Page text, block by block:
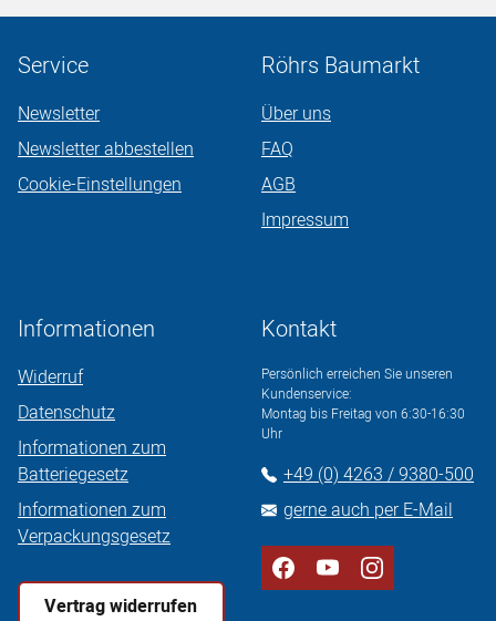
Service
Newsletter
Newsletter abbestellen
Cookie-Einstellungen
Röhrs Baumarkt
Über uns
FAQ
AGB
Impressum
Informationen
Widerruf
Datenschutz
Informationen zum
Batteriegesetz
Informationen zum
Verpackungsgesetz
Vertrag widerrufen
Kontakt
Persönlich erreichen Sie unseren
Kundenservice:
Montag bis Freitag von 6:30-16:30
Uhr
+49 (0) 4263 / 9380-500
gerne auch per E-Mail